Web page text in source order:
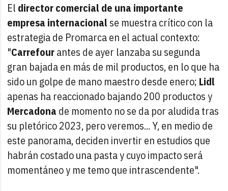
El director comercial de una importante
empresa internacionalse muestra crítico con la
estrategia de Promarca en el actual contexto:
"Carrefourantes de ayer lanzaba su segunda
gran bajada en más de mil productos, en lo que ha
sido un golpe de mano maestro desde enero; Lidl
apenas ha reaccionado bajando 200 productos y
Mercadona de momento no se da por aludida tras
su pletórico 2023, pero veremos... Y, en medio de
este panorama, deciden invertir en estudios que
habrán costado una pasta y cuyo impacto será
momentáneo y me temo que intrascendente".